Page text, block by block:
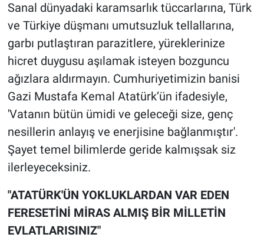
Sanal dünyadaki karamsarlık tüccarlarına, Türk
ve Türkiye düşmanı umutsuzluk tellallarına,
garbı putlaştıran parazitlere, yüreklerinize
hicret duygusu aşılamak isteyen bozguncu
ağızlara aldırmayın. Cumhuriyetimizin banisi
Gazi Mustafa Kemal Atatürk’ün ifadesiyle,
'Vatanın bütün ümidi ve geleceği size, genç
nesillerin anlayış ve enerjisine bağlanmıştır'.
Şayet temel bilimlerde geride kalmışsak siz
ilerleyeceksiniz.
"ATATÜRK'ÜN YOKLUKLARDAN VAR EDEN
FERESETİNİ MİRAS ALMIŞ BİR MİLLETİN
EVLATLARISINIZ"